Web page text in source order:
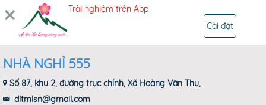
NHÀ NGHỈ 555
Số 87, khu 2, đường trục chính, Xã Hoàng Văn Thụ,
dltmlsn@gmail.com
Trải nghiệm trên App
Cài đặt